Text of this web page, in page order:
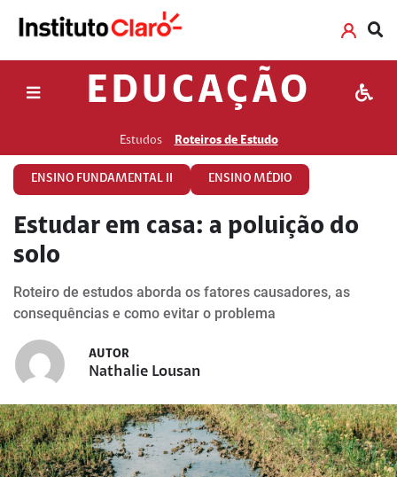
EDUCAÇÃO
Estudos Roteiros de Estudo
ENSINO FUNDAMENTAL II ENSINO MÉDIO
Estudar em casa: a poluição do
solo
Roteiro de estudos aborda os fatores causadores, as
consequências e como evitar o problema
AUTOR
Nathalie Lousan